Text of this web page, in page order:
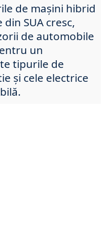
de mașini hibrid
SUA cresc,
de automobile
un
tipurile de
și cele electrice